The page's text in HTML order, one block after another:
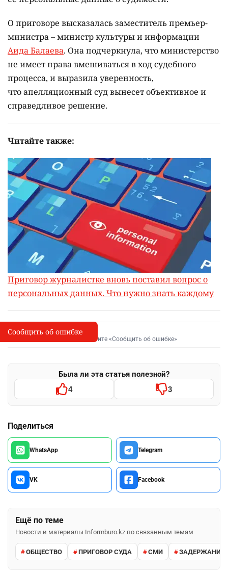
О приговоре высказалась заместитель премьер-
министра – министр культуры и информации
Аида Балаева. Она подчеркнула, что министерство
не имеет права вмешиваться в ход судебного
процесса, и выразила уверенность,
что апелляционный суд вынесет объективное и
справедливое решение.
Читайте также:
Приговор журналистке вновь поставил вопрос о
персональных данных. Что нужно знать каждому
I
Сообщить об опечатке
Выделите фрагмент и нажмите «Сообщить об ошибке»
Была ли эта статья полезной?
4 3
Поделиться
WhatsApp Telegram
VK Facebook
Ещё по теме
Новости и материалы Informburo.kz по связанным темам
ОБЩЕСТВО ПРИГОВОР СУДА СМИ ЗАДЕРЖАНИЕ
Сообщить об ошибке